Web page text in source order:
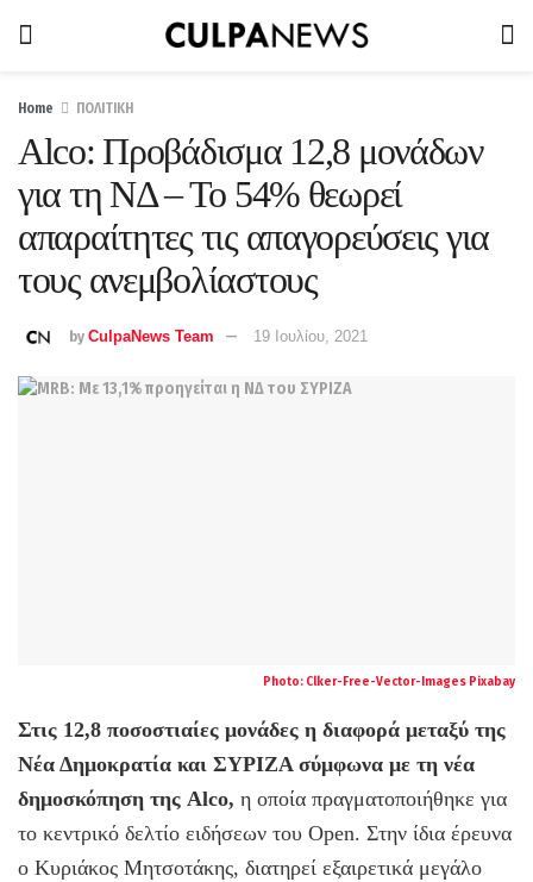
Home ΠΟΛΙΤΙΚΗ
Alco: Προβάδισμα 12,8 μονάδων
για τη ΝΔ – Το 54% θεωρεί
απαραίτητες τις απαγορεύσεις για
τους ανεμβολίαστους
by CulpaNews Team 19 Ιουλίου, 2021
Photo: Clker-Free-Vector-Images Pixabay
Στις 12,8 ποσοστιαίες μονάδες η διαφορά μεταξύ της
Νέα Δημοκρατία και ΣΥΡΙΖΑ σύμφωνα με τη νέα
δημοσκόπηση της Alco, η οποία πραγματοποιήθηκε για
το κεντρικό δελτίο ειδήσεων του Open. Στην ίδια έρευνα
ο Κυριάκος Μητσοτάκης, διατηρεί εξαιρετικά μεγάλο